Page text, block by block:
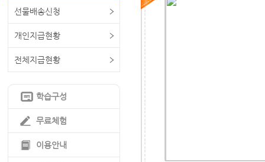
선물배송신청
개인지급현황
전체지급현황
학습구성
무료체험
이용안내